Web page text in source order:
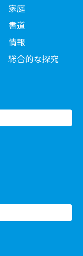
家庭
書道
情報
総合的な探究